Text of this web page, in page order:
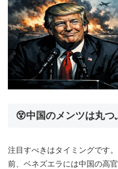
😵中国のメンツは丸つ
注目すべきはタイミングです
前、ベネズエラには中国の高